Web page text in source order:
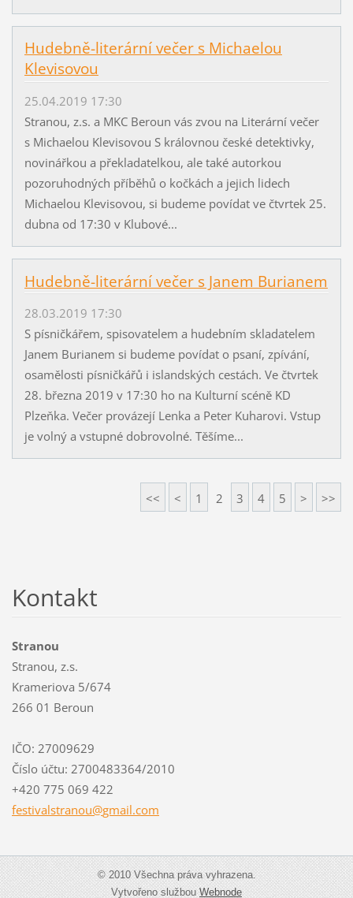
Hudebně-literární večer s Michaelou
Klevisovou
25.04.2019 17:30
Stranou, z.s. a MKC Beroun vás zvou na Literární večer
s Michaelou Klevisovou S královnou české detektivky,
novinářkou a překladatelkou, ale také autorkou
pozoruhodných příběhů o kočkách a jejich lidech
Michaelou Klevisovou, si budeme povídat ve čtvrtek 25.
dubna od 17:30 v Klubové...
Hudebně-literární večer s Janem Burianem
28.03.2019 17:30
S písničkářem, spisovatelem a hudebním skladatelem
Janem Burianem si budeme povídat o psaní, zpívání,
osamělosti písničkářů i islandských cestách. Ve čtvrtek
28. března 2019 v 17:30 ho na Kulturní scéně KD
Plzeňka. Večer provázejí Lenka a Peter Kuharovi. Vstup
je volný a vstupné dobrovolné. Těšíme...
<< < 1 2 3 4 5 > >>
Kontakt
Stranou
Stranou, z.s.
Krameriova 5/674
266 01 Beroun
IČO: 27009629
Číslo účtu: 2700483364/2010
+420 775 069 422
festivalstranou@gmail.com
© 2010 Všechna práva vyhrazena.
Vytvořeno službouWebnode